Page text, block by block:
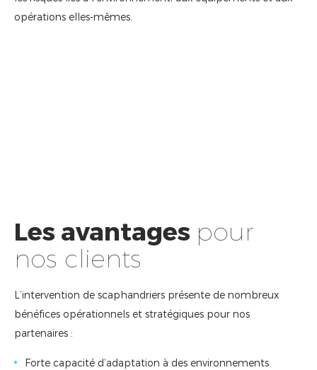
opérations elles-mêmes.
Les avantages pour
nos clients
L’intervention de scaphandriers présente de nombreux
bénéfices opérationnels et stratégiques pour nos
partenaires :
Forte capacité d’adaptation à des environnements